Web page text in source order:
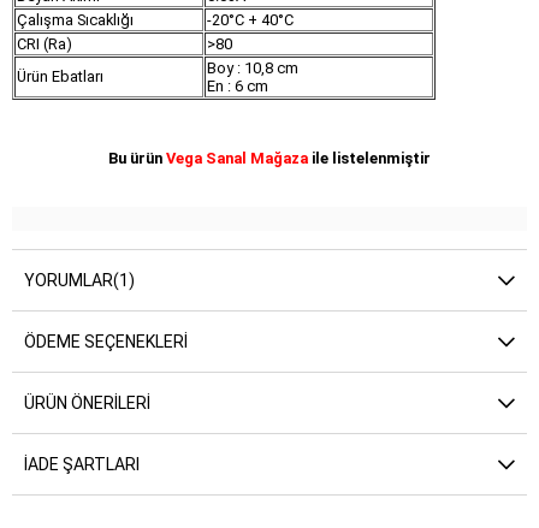
Çalışma Sıcaklığı
-20°C + 40°C
CRI (Ra)
>80
Ürün Ebatları
Boy : 10,8 cm
En : 6 cm
Bu ürün Vega Sanal Mağaza ile listelenmiştir
YORUMLAR(1)
ÖDEME SEÇENEKLERI
ÜRÜN ÖNERILERI
İADE ŞARTLARI